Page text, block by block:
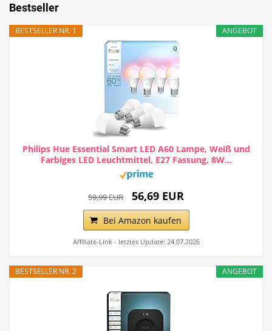
Bestseller
ANGEBOT
BESTSELLER NR. 1
Philips Hue Essential Smart LED A60 Lampe, Weiß und
Farbiges LED Leuchtmittel, E27 Fassung, 8W...
59,99 EUR 56,69 EUR
Bei Amazon kaufen
Affiliate-Link - letztes Update: 24.07.2026
ANGEBOT
BESTSELLER NR. 2